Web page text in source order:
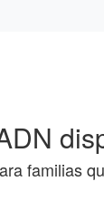
familias